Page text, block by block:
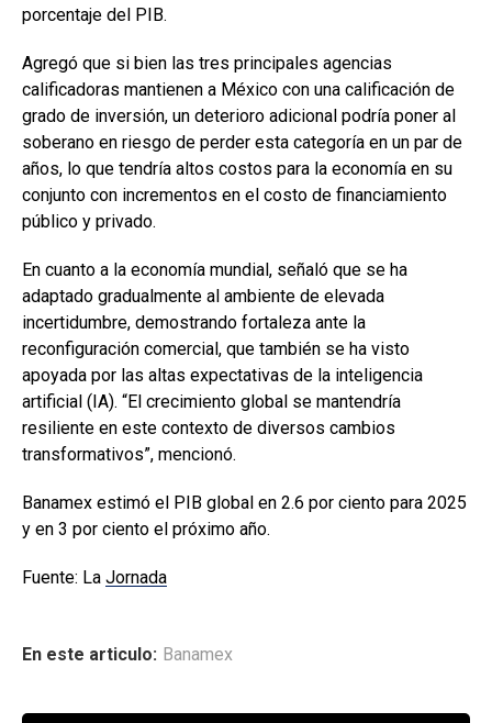
porcentaje del PIB.
Agregó que si bien las tres principales agencias
calificadoras mantienen a México con una calificación de
grado de inversión, un deterioro adicional podría poner al
soberano en riesgo de perder esta categoría en un par de
años, lo que tendría altos costos para la economía en su
conjunto con incrementos en el costo de financiamiento
público y privado.
En cuanto a la economía mundial, señaló que se ha
adaptado gradualmente al ambiente de elevada
incertidumbre, demostrando fortaleza ante la
reconfiguración comercial, que también se ha visto
apoyada por las altas expectativas de la inteligencia
artificial (IA). “El crecimiento global se mantendría
resiliente en este contexto de diversos cambios
transformativos”, mencionó.
Banamex estimó el PIB global en 2.6 por ciento para 2025
y en 3 por ciento el próximo año.
Fuente: La Jornada
En este articulo: Banamex